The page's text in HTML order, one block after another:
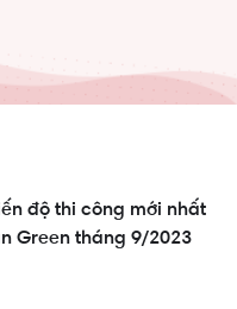
độ thi công mới nhất
Green tháng 9/2023